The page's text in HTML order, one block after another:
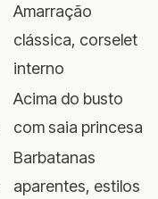
Amarração
clássica, corselet
interno
Acima do busto
com saia princesa
Barbatanas
aparentes, estilos